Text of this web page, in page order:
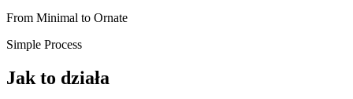
From Minimal to Ornate
Simple Process
Jak to działa